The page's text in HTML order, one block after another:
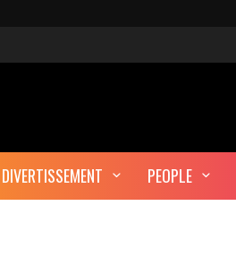
DIVERTISSEMENT PEOPLE